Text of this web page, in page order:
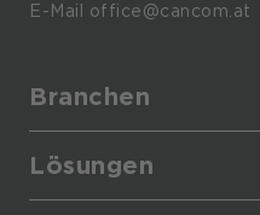
E-Mail office@cancom.at
Branchen
Healthcare
Lösungen